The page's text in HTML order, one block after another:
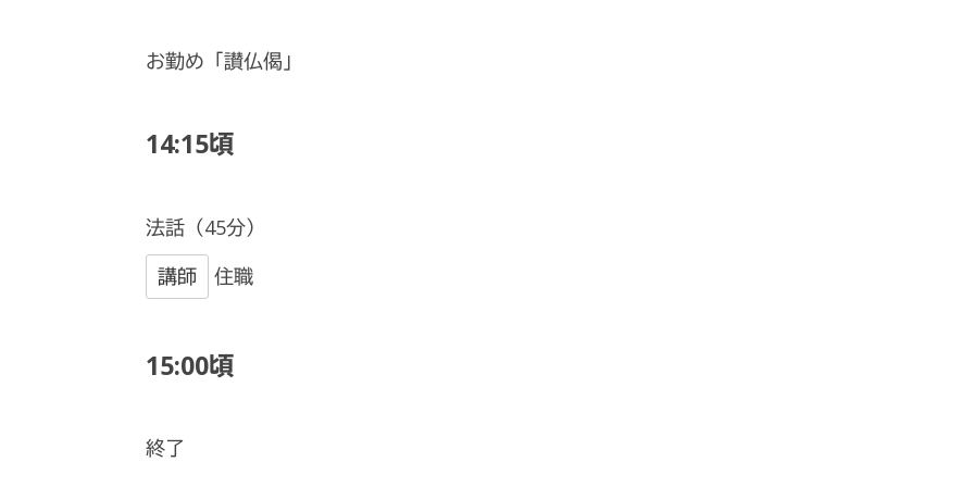
お勤め「讃仏偈」
14:15頃
法話（45分）
講師
住職
15:00頃
終了